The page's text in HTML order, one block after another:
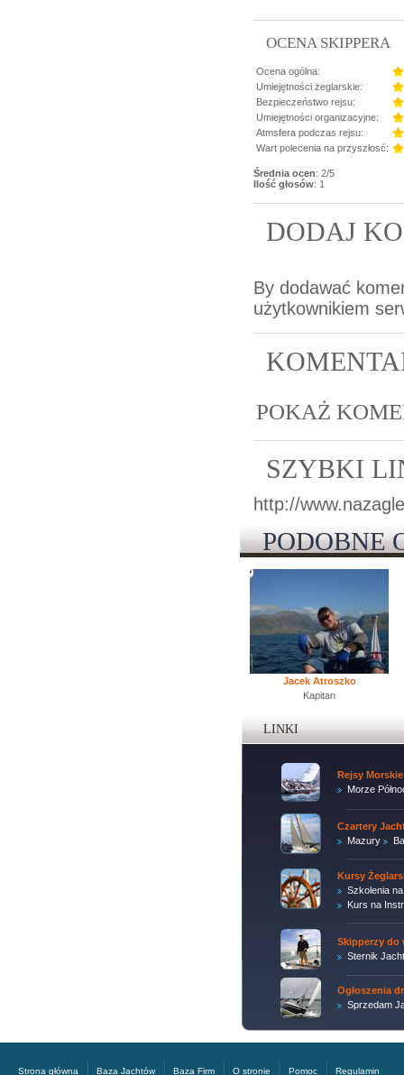
OCENA SKIPPERA
Ocena ogólna:
Umiejętności żeglarskie:
Bezpieczeństwo rejsu:
Umiejętności organizacyjne:
Atmsfera podczas rejsu:
Wart polecenia na przyszłosć:
Średnia ocen: 2/5
Ilość głosów: 1
DODAJ
By dodawać
użytkownikiem
POKAŻ
SZYBKI
http://
PODOBNE
Jacek Atroszko
Kapitan
LINKI
Rejsy Morskie
Morze
Czartery
Mazury
Kursy
Szkolenia
Kurs na
Skipperzy do
Sternik
Ogłoszenia
Sprzedam
Strona główna Baza Jachtów Baza Firm O stronie Pomoc Regulamin